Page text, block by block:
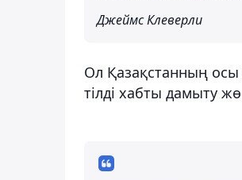
Джеймс Клеверли
Ол Қазақстанның осы
тілді хабты дамыту